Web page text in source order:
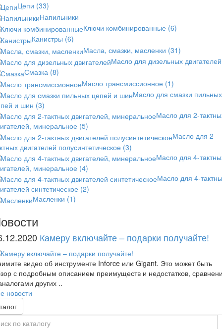
Цепи (33)
Напильники
Ключи комбинированные (6)
Канистры (6)
Масла, смазки, масленки (31)
Масло для дизельных двигателей
Смазка (8)
Масло трансмиссионное (1)
Масло для смазки пильных
и шин (3)
Масло для 2-
минеральное (5)
Масло для 2-
двигателей полусинтетическое (3)
Масло для 4-
минеральное (4)
Масло для 4-
синтетическое (2)
Масленки (1)
Камеру включайте – подарки получайте!
видео об инструменте Inforce или Gigant. Это может быть
с подробным описанием преимуществ и недостатков,
других ..
новости